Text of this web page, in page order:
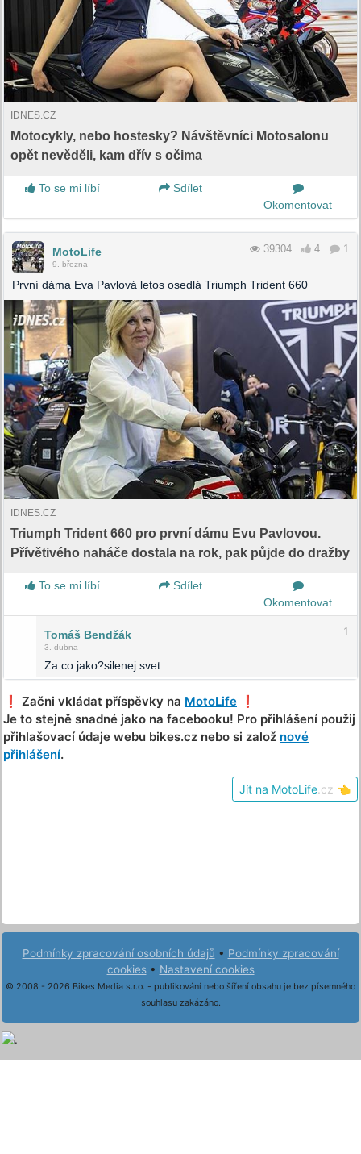
IDNES.CZ
Motocykly, nebo hostesky? Návštěvníci Motosalonu
opět nevěděli, kam dřív s očima
To se mi líbí
Sdílet
Okomentovat
MotoLife
9. března
39304 4 1
První dáma Eva Pavlová letos osedlá Triumph Trident 660
IDNES.CZ
Triumph Trident 660 pro první dámu Evu Pavlovou.
Přívětivého naháče dostala na rok, pak půjde do dražby
To se mi líbí
Sdílet
Okomentovat
Tomáš Bendžák
3. dubna
1
Za co jako?silenej svet
❗️ Začni vkládat příspěvky na MotoLife ❗️
Je to stejně snadné jako na facebooku! Pro přihlášení použij
přihlašovací údaje webu bikes.cz nebo si založ nové
přihlášení.
Jít na MotoLife .cz 👈
Podmínky zpracování osobních údajů • Podmínky zpracování
cookies• Nastavení cookies
© 2008 - 2026 Bikes Media s.r.o. - publikování nebo šíření obsahu je bez písemného
souhlasu zakázáno.